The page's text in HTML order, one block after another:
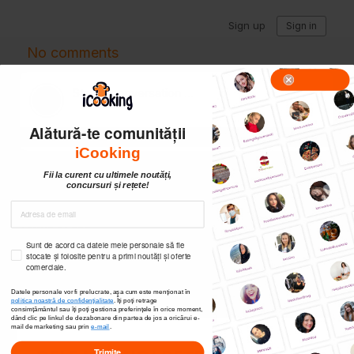
Alătură-te comunității
iCooking
Fii la curent cu ultimele noutăți,
concursuri și rețete!
Sunt de acord ca datele mele personale să fie
stocate și folosite pentru a primi noutăți și oferte
comerciale.
Datele personale vor fi prelucrate, așa cum este menționat în
politica noastră de confidențialitate . Îți poți retrage
consimțământul sau îți poți gestiona preferințele în orice moment,
dând clic pe linkul de dezabonare din partea de jos a oricărui e-
mail de marketing sau prine-mail
Trimite